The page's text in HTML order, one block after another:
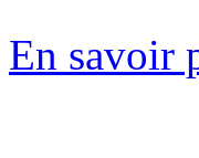
En savoir